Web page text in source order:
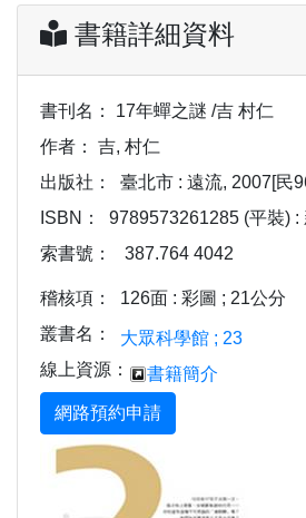
書籍詳細資料
書刊名：
17年蟬之謎 /吉 村仁
作者：
吉, 村仁
出版社：
臺北市 : 遠流, 2007[民
ISBN：
9789573261285 (平裝) :
索書號：
387.764 4042
稽核項：
126面 : 彩圖 ; 21公分
叢書名：
大眾科學館 ; 23
線上資源：
書籍簡介